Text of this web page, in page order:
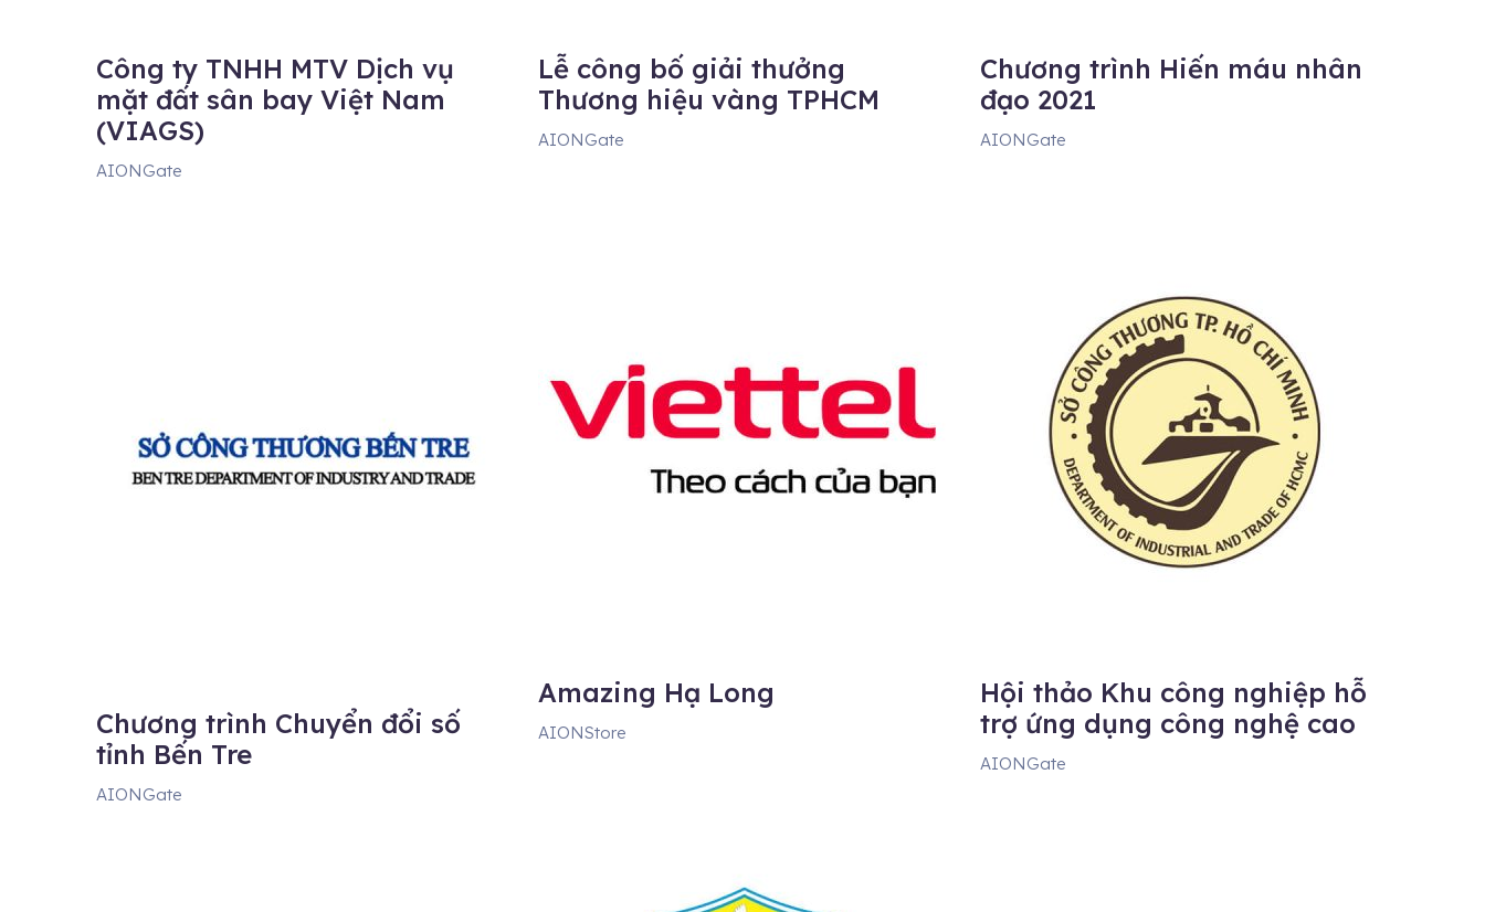
Công ty TNHH MTV Dịch vụ
mặt đất sân bay Việt Nam
(VIAGS)
AIONGate
Lễ công bố giải thưởng
Thương hiệu vàng TPHCM
AIONGate
Chương trình Hiến máu nhân
đạo 2021
AIONGate
Amazing Hạ Long
AIONStore
Hội thảo Khu công nghiệp hỗ
trợ ứng dụng công nghệ cao
AIONGate
Chương trình Chuyển đổi số
tỉnh Bến Tre
AIONGate